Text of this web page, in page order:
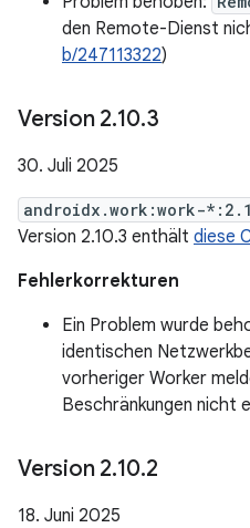
den Remote-Dienst
b/247113322)
Version 2.10.3
30. Juli 2025
androidx.work:work-
Version 2.10.3 enthält diese
Fehlerkorrekturen
Ein Problem wurde
identischen
vorheriger Worker
Beschränkungen nicht
Version 2.10.2
18. Juni 2025